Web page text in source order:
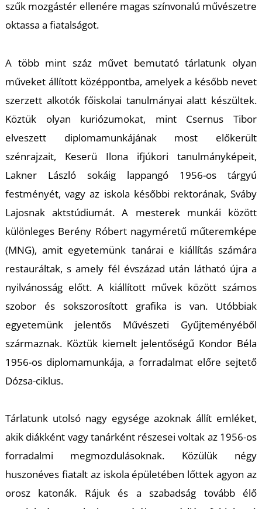
szűk mozgástér ellenére magas színvonalú művészetre
oktassa a fiatalságot.
A több mint száz művet bemutató tárlatunk olyan
műveket állított középpontba, amelyek a később nevet
szerzett alkotók főiskolai tanulmányai alatt készültek.
Köztük olyan kuriózumokat, mint Csernus Tibor
elveszett diplomamunkájának most előkerült
szénrajzait, Keserü Ilona ifjúkori tanulmányképeit,
Lakner László sokáig lappangó 1956-os tárgyú
festményét, vagy az iskola későbbi rektorának, Sváby
Lajosnak aktstúdiumát. A mesterek munkái között
különleges Berény Róbert nagyméretű műteremképe
(MNG), amit egyetemünk tanárai e kiállítás számára
restauráltak, s amely fél évszázad után látható újra a
nyilvánosság előtt. A kiállított művek között számos
szobor és sokszorosított grafika is van. Utóbbiak
egyetemünk jelentős Művészeti Gyűjteményéből
származnak. Köztük kiemelt jelentőségű Kondor Béla
1956-os diplomamunkája, a forradalmat előre sejtető
Dózsa-ciklus.
Tárlatunk utolsó nagy egysége azoknak állít emléket,
akik diákként vagy tanárként részesei voltak az 1956-os
forradalmi megmozdulásoknak. Közülük négy
huszonéves fiatalt az iskola épületében lőttek agyon az
orosz katonák. Rájuk és a szabadság tovább élő